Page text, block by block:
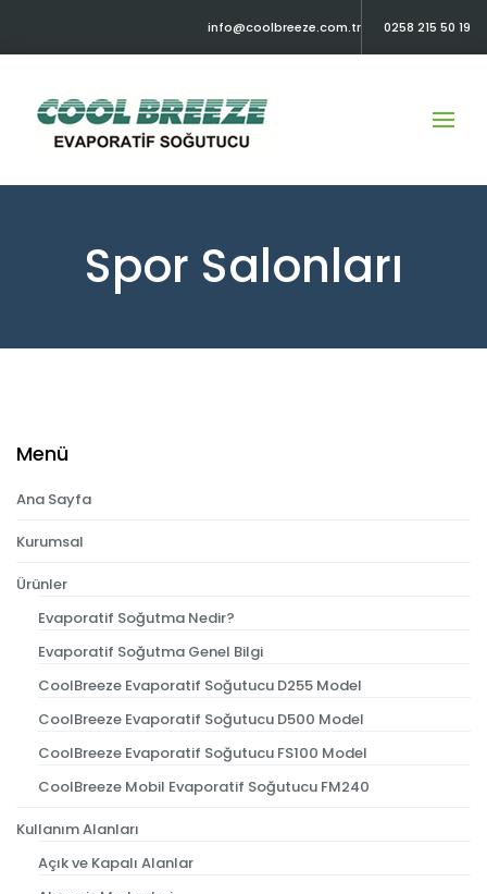
info@coolbreeze.com.tr 0258 215 50 19
Spor Salonları
Menü
Ana Sayfa
Kurumsal
Ürünler
Evaporatif Soğutma Nedir?
Evaporatif Soğutma Genel Bilgi
CoolBreeze Evaporatif Soğutucu D255 Model
CoolBreeze Evaporatif Soğutucu D500 Model
CoolBreeze Evaporatif Soğutucu FS100 Model
CoolBreeze Mobil Evaporatif Soğutucu FM240
Kullanım Alanları
Açık ve Kapalı Alanlar